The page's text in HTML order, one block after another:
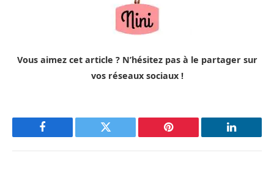
Vous aimez cet article ? N’hésitez pas à le partager sur
vos réseaux sociaux !
Facebook Twitter Pinterest LinkedIn